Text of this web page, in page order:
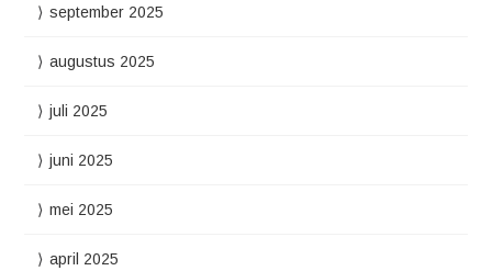
september 2025
augustus 2025
juli 2025
juni 2025
mei 2025
april 2025